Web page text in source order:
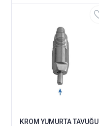
KROM YUMURTA TAVUĞU